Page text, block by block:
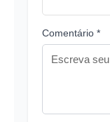
Comentário *